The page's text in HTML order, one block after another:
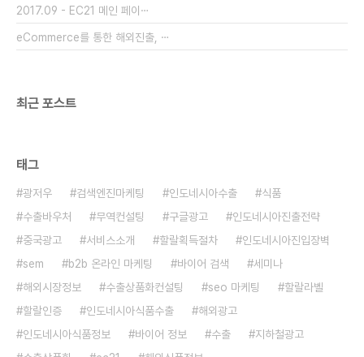
식품라벨 표기법 개정사항에 대해 안내해 드리겠습
니다. 2016년..
2017.09 - EC21 메인 페이⋯
eCommerce를 통한 해외진출, ⋯
최근 포스트
태그
광저우 검색엔진마케팅 인도네시아수출
식품
수출바우처
무역컨설팅 구글광고
인도네시아진출전략
중국광고
서비스소개 할랄획득절차
인도네시아진입장벽
sem
b2b 온라인 마케팅 바이어 검색
세미나
해외시장정보
수출상품화컨설팅 seo 마케팅
할랄라벨
할랄인증
인도네시아식품수출
해외광고
인도네시아식품정보
바이어 정보 수출
지하철광고